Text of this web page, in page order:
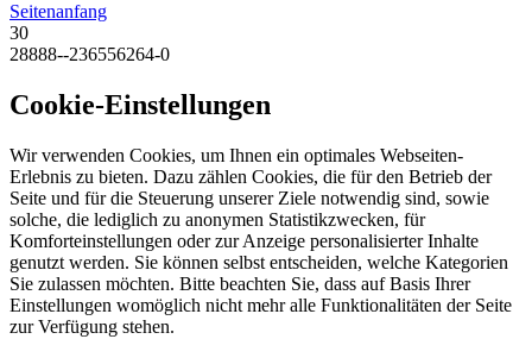
Seitenanfang
30
28888--236556264-0
Cookie-Einstellungen
Wir verwenden Cookies, um Ihnen ein optimales Webseiten-
Erlebnis zu bieten. Dazu zählen Cookies, die für den Betrieb der
Seite und für die Steuerung unserer Ziele notwendig sind, sowie
solche, die lediglich zu anonymen Statistikzwecken, für
Komforteinstellungen oder zur Anzeige personalisierter Inhalte
genutzt werden. Sie können selbst entscheiden, welche Kategorien
Sie zulassen möchten. Bitte beachten Sie, dass auf Basis Ihrer
Einstellungen womöglich nicht mehr alle Funktionalitäten der Seite
zur Verfügung stehen.